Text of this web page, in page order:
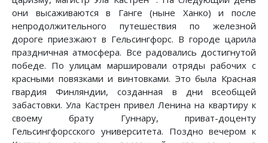
они высаживаются в Ганге (ныне Ханко) и после
непродолжительного путешествия по железной
дороге приезжают в Гельсингфорс. В городе царила
праздничная атмосфера. Все радовались достигнутой
победе. По улицам маршировали отряды рабочих с
красными повязками и винтовками. Это была Красная
гвардия Финляндии, созданная в дни всеобщей
забастовки. Ула Кастрен привел Ленина на квартиру к
своему брату Гуннару, приват-доценту
Гельсингфорсского университета. Поздно вечером к